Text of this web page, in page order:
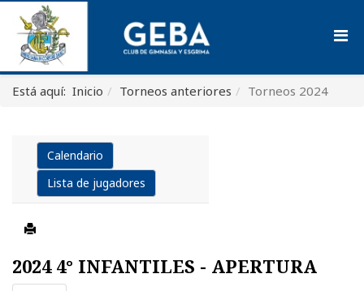
Está aquí: Inicio Torneos anteriores Torneos 2024
Calendario
Lista de jugadores
2024 4° INFANTILES - APERTURA